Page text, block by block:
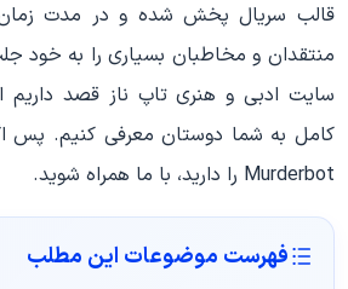
قالب سریال پخش شده و در مدت
منتقدان و مخاطبان بسیاری را به خود
سایت ادبی و هنری تاپ ناز قصد داریم
کامل به شما دوستان معرفی کنیم. پس
Murderbot را دارید، با ما همراه شوید.
فهرست موضوعات این مطلب